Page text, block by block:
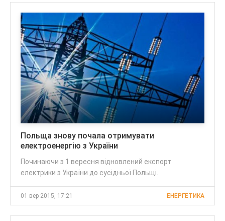
Польща знову почала отримувати
електроенергію з України
Починаючи з 1 вересня відновлений експорт
електрики з України до сусідньої Польщі.
01 вер 2015, 17:21 ЕНЕРГЕТИКА